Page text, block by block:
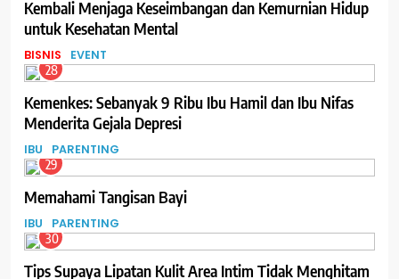
Kembali Menjaga Keseimbangan dan Kemurnian Hidup
untuk Kesehatan Mental
BISNIS EVENT
28
Kemenkes: Sebanyak 9 Ribu Ibu Hamil dan Ibu Nifas
Menderita Gejala Depresi
IBU PARENTING
29
Memahami Tangisan Bayi
IBU PARENTING
30
Tips Supaya Lipatan Kulit Area Intim Tidak Menghitam